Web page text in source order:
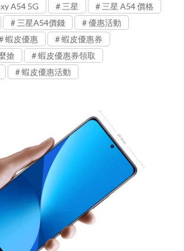
A54 5G
三星
三星 A54 價格
三星A54價錢
優惠活動
蝦皮優惠
蝦皮優惠券
搶
蝦皮優惠券領取
蝦皮優惠活動